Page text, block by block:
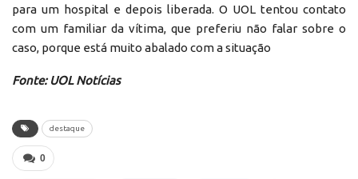
para um hospital e depois liberada. O UOL tentou contato
com um familiar da vítima, que preferiu não falar sobre o
caso, porque está muito abalado com a situação
Fonte: UOL Notícias
destaque
0